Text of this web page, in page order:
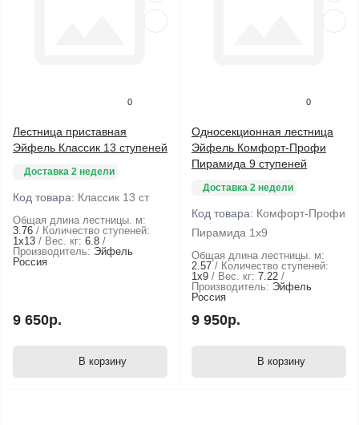
0
Лестница приставная
Эйфель Классик 13 ступеней
Доставка 2 недели
Код товара: Классик 13 ст
Общая длина лестницы. м:
3.76
Количество ступеней:
1х13
Вес. кг: 6.8
Производитель: Эйфель
Россия
9 650р.
В корзину
0
Односекционная лестница
Эйфель Комфорт-Профи
Пирамида 9 ступеней
Доставка 2 недели
Код товара: Комфорт-Профи
Пирамида 1х9
Общая длина лестницы. м:
2.57
Количество ступеней:
1х9
Вес. кг: 7.22
Производитель: Эйфель
Россия
9 950р.
В корзину